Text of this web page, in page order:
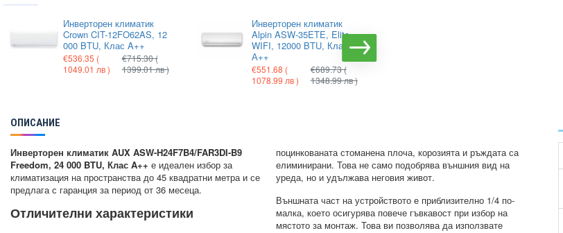
Инверторен климатик
Crown CIT-12FO62AS, 12
000 BTU, Клас A++
€536.35 (
1049.01 лв )
€715.30(
1399.01 лв )
Инверторен климатик
Alpin ASW-35ETE, Elite,
WIFI, 12000 BTU, Клас
А++
€551.68 (
1078.99 лв )
€689.73(
1348.99 лв )
ОПИСАНИЕ
Инверторен климатик AUX ASW-H24F7B4/FAR3DI-B9
Freedom, 24 000 BTU, Клас A++ е идеален избор за
климатизация на пространства до 45 квадратни метра и се
предлага с гаранция за период от 36 месеца.
Отличителни характеристики
поцинкованата стоманена плоча, корозията и ръждата са
елиминирани. Това не само подобрява външния вид на
уреда, но и удължава неговия живот.
Външната част на устройството е приблизително 1/4 по-
малка, което осигурява повече гъвкавост при избор на
мястото за монтаж. Това ви позволява да използвате